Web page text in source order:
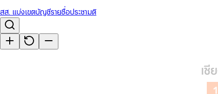
สส. แบ่งเขตบัญชีรายชื่อประชามติ